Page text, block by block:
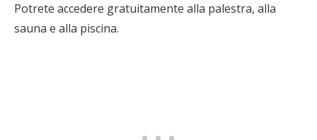
Potrete accedere gratuitamente alla palestra, alla
sauna e alla piscina.